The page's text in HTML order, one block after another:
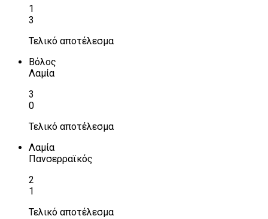
1
3
Τελικό αποτέλεσμα
Βόλος
Λαμία
3
0
Τελικό αποτέλεσμα
Λαμία
Πανσερραϊκός
2
1
Τελικό αποτέλεσμα